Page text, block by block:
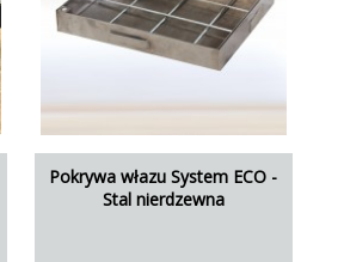
Pokrywa włazu System ECO -
Stal nierdzewna